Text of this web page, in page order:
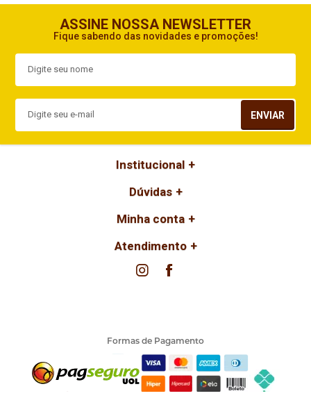
ASSINE NOSSA NEWSLETTER
Fique sabendo das novidades e promoções!
ENVIAR
Institucional
Dúvidas
Minha conta
Atendimento
Formas de Pagamento